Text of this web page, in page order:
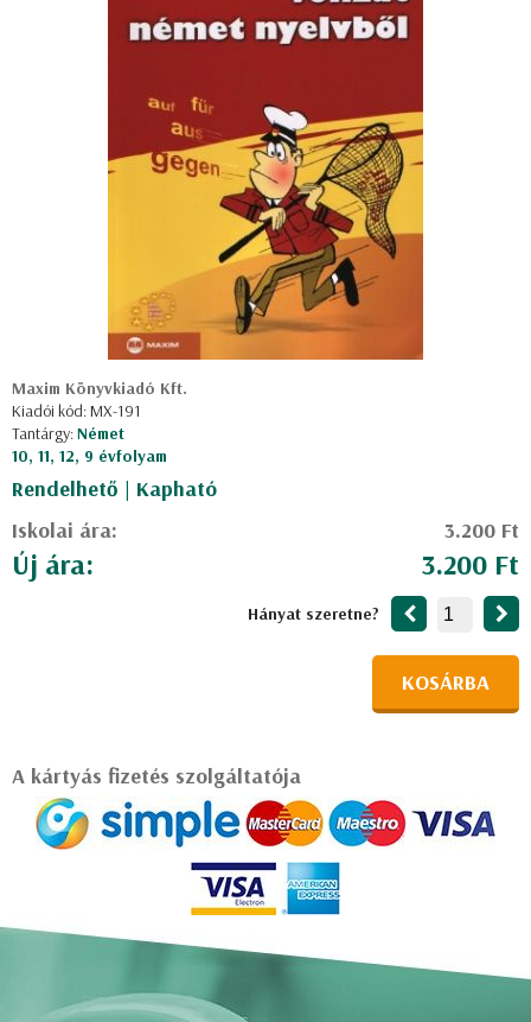
Maxim Könyvkiadó Kft.
Kiadói kód: MX-191
Tantárgy:Német
10, 11, 12, 9 évfolyam
Rendelhető | Kapható
Iskolai ára:
3.200 Ft
Új ára: 3.200 Ft
Hányat szeretne?
KOSÁRBA
A kártyás fizetés szolgáltatója